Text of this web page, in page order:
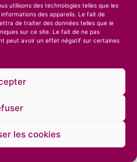
utilisons des technologies telles que les
des appareils. Le fait de
de traiter des données telles que le
sur ce site. Le fait de ne pas
peut avoir un effet négatif sur certaines
les cookies
des glaces artisanales et des